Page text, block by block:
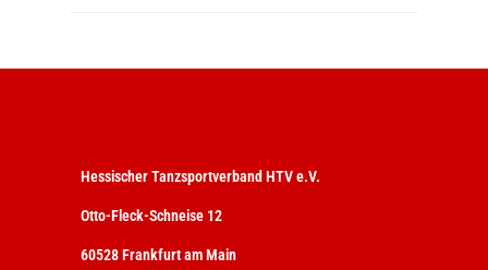
Hessischer Tanzsportverband HTV e.V.
Otto-Fleck-Schneise 12
60528 Frankfurt am Main